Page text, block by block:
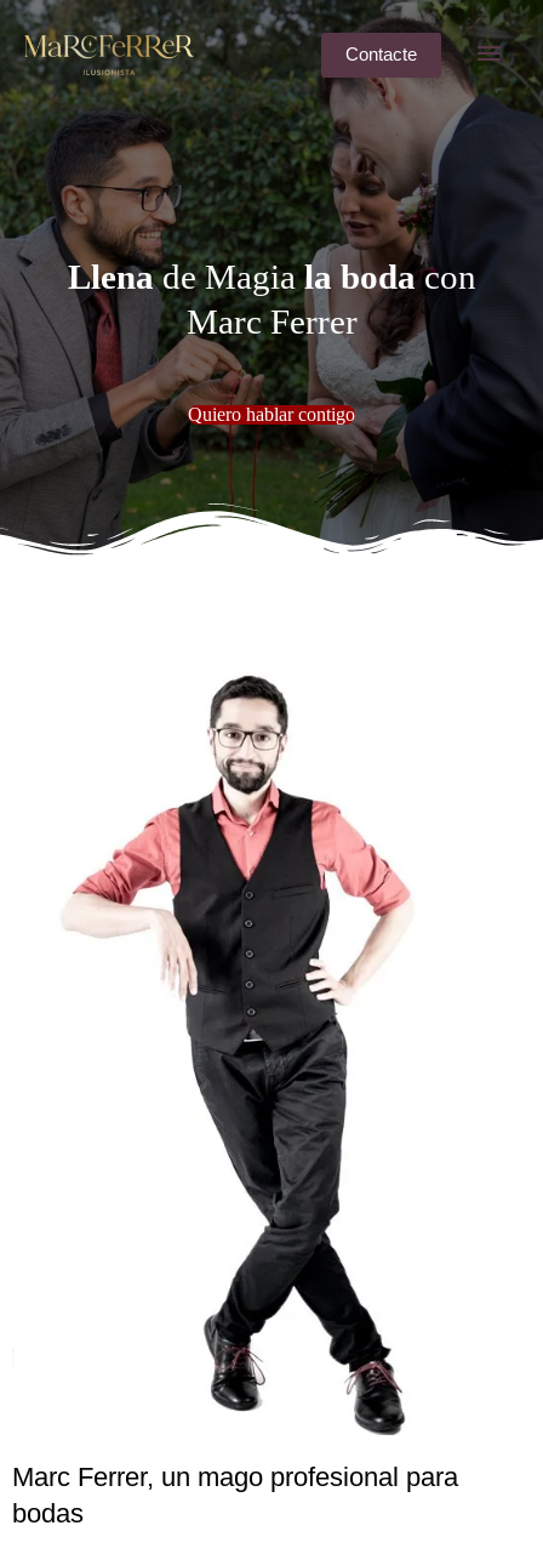
contenido
Contacte
Llenade Magiala bodacon
Marc Ferrer
Quiero hablar contigo
Marc Ferrer, un mago profesional para
bodas